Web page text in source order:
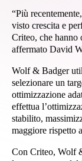
“Più
visto crescita e
Criteo, che hanno
affermato David
Wolf & Badger
selezionare un
ottimizzazione
effettua
stabilito,
maggiore rispetto
Con Criteo, Wolf